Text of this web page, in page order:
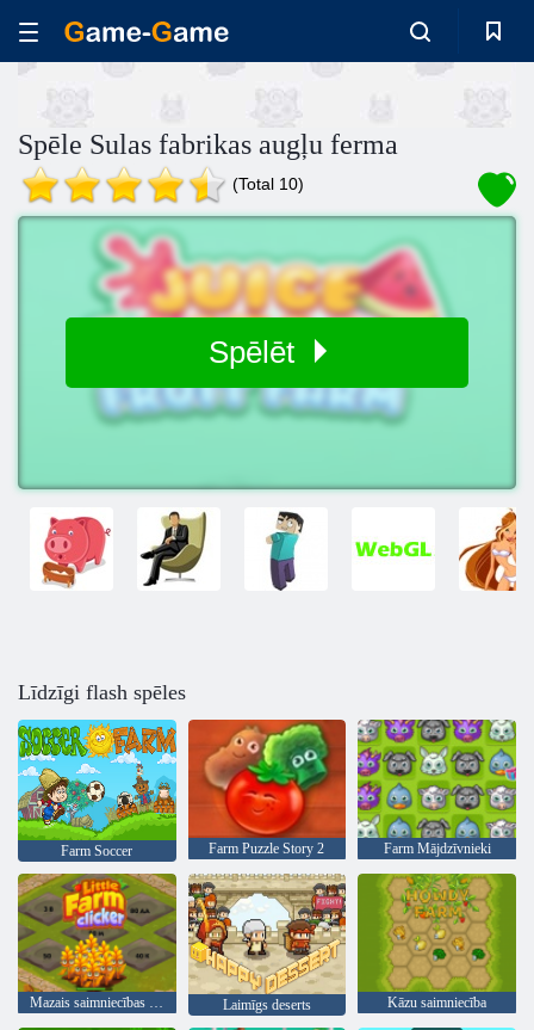
Spēle Sulas fabrikas augļu ferma
(Total 10)
Spēlēt
Līdzīgi flash spēles
Farm Soccer Farm Puzzle Story 2 Farm Mājdzīvnieki
Mazais saimniecības klikšķinātājs Laimīgs deserts Kāzu saimniecība